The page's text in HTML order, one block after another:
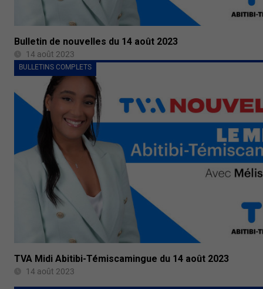
Bulletin de nouvelles du 14 août 2023
14 août 2023
BULLETINS COMPLETS
TVA Midi Abitibi-Témiscamingue du 14 août 2023
14 août 2023